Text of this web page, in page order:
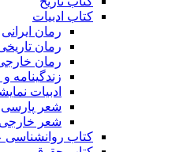
کتاب ادبیات
رمان ایرانی
رمان
رمان
زندگینامه
ادبیات
شعر پارسی
شعر خارجی
کتاب